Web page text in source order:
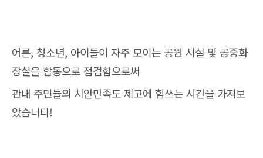
어른, 청소년, 아이들이 자주 모이는 공원 시설 및 공중화
장실을 합동으로 점검함으로써
관내 주민들의 치안만족도 제고에 힘쓰는 시간을 가져보
았습니다!